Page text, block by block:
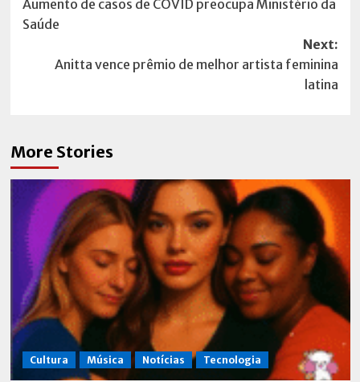
navigation
Aumento de casos de COVID preocupa Ministério da
Saúde
Next:
Anitta vence prêmio de melhor artista feminina
latina
More Stories
Cultura Música Notícias Tecnologia